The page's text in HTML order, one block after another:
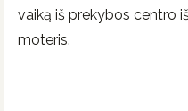
vaiką iš prekybos centro
moteris.